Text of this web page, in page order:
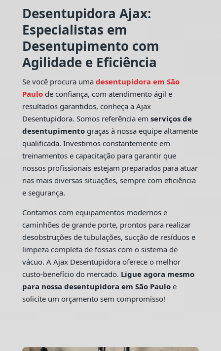
Desentupidora Ajax:
Especialistas em
Desentupimento com
Agilidade e Eficiência
Se você procura uma desentupidora em São
Paulo de confiança, com atendimento ágil e
resultados garantidos, conheça a Ajax
Desentupidora. Somos referência em serviços de
desentupimentograças à nossa equipe altamente
qualificada. Investimos constantemente em
treinamentos e capacitação para garantir que
nossos profissionais estejam preparados para atuar
nas mais diversas situações, sempre com eficiência
e segurança.
Contamos com equipamentos modernos e
caminhões de grande porte, prontos para realizar
desobstruções de tubulações, sucção de resíduos e
limpeza completa de fossas com o sistema de
vácuo. A Ajax Desentupidora oferece o melhor
custo-benefício do mercado. Ligue agora mesmo
para nossa desentupidora em São Pauloe
solicite um orçamento sem compromisso!